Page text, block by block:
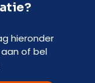
hieronder
of bel